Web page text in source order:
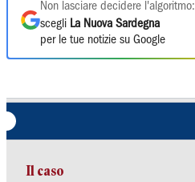
Non lasciare decidere l'algoritmo:
scegli La Nuova Sardegna
per le tue notizie su Google
Il caso